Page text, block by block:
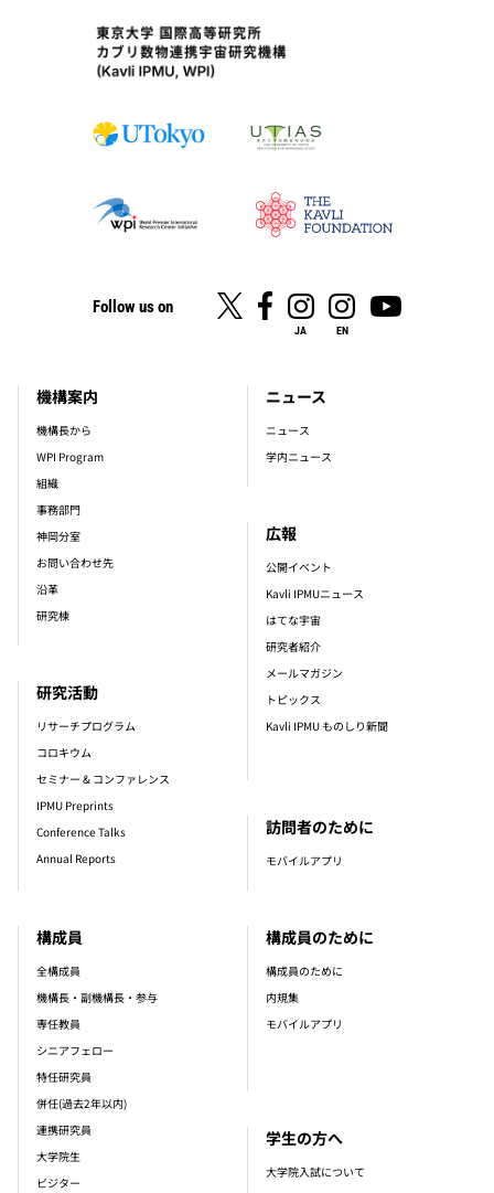
Follow us on
JA EN
footer_main_menu
機構案内
機構長から
WPI Program
組織
事務部門
神岡分室
お問い合わせ先
沿革
研究棟
構成員
全構成員
機構長・副機構長・参与
専任教員
シニアフェロー
特任研究員
併任(過去2年以内)
連携研究員
大学院生
ビジター
研究活動
リサーチプログラム
コロキウム
セミナー & コンファレンス
IPMU Preprints
Conference Talks
Annual Reports
ニュース
ニュース
学内ニュース
広報
公開イベント
Kavli IPMUニュース
はてな宇宙
研究者紹介
メールマガジン
トピックス
Kavli IPMU ものしり新聞
訪問者のために
モバイルアプリ
構成員のために
構成員のために
内規集
モバイルアプリ
学生の方へ
大学院入試について